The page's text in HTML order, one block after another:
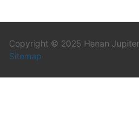
Copyright © 2025 Henan
Sitemap